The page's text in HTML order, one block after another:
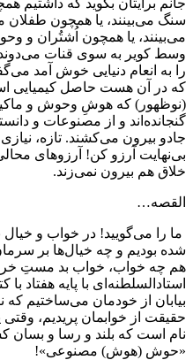
جانم برایتان بگوید که داشتیم
سنگ می‌بینند، یا همچون طفلان
می‌بینند، یا همچون اُشتُران و
وسط کویر به سوی قنات
را به انعام دنیایی خوش آمد
که در آن هست حاصل کیمیایی
(نوظهور) که هوشِ وحوش و
گنجانده‌اند و از مصنوعات و
جادو بیرون می‌کشند. تازه،
بی‌نهایت آرزو کن! آرزوهای
خلاق هم بیرون نمی‌زند.
القصه…
ما را می‌گویید! در خواب و خیال
شده بودیم و چه خیال‌ها بر
هم چه خواب، خواب بد مستِ
استادالسلطنه‌ای با پایه هفتاد
بیابان از خودمان می‌ساختیم
حقیقت از خوابمان پریدیم،
نام است که بلند و رسا و بسان
«حوش (هوش) مصنوعی»!